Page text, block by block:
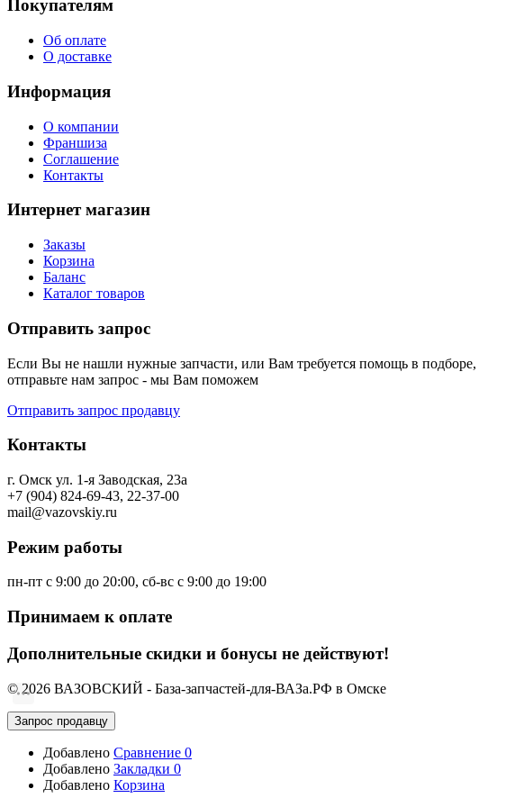
Покупателям
Об оплате
О доставке
Информация
О компании
Франшиза
Соглашение
Контакты
Интернет магазин
Заказы
Корзина
Баланс
Каталог товаров
Отправить запрос
Если Вы не нашли нужные запчасти, или Вам требуется помощь в подборе,
отправьте нам запрос - мы Вам поможем
Отправить запрос продавцу
Контакты
г. Омск ул. 1-я Заводская, 23а
+7 (904) 824-69-43, 22-37-00
mail@vazovskiy.ru
Режим работы
пн-пт с 9:00 до 20:00, сб-вс с 9:00 до 19:00
Принимаем к оплате
Дополнительные скидки и бонусы не действуют!
© 2026 ВАЗОВСКИЙ - База-запчастей-для-ВАЗа.РФ в Омске
Запрос продавцу
Добавлено Сравнение 0
Добавлено Закладки 0
Добавлено Корзина